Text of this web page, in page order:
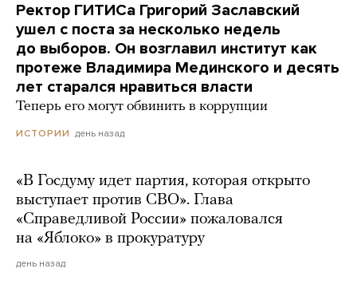
Ректор ГИТИСа Григорий Заславский
ушел с поста за несколько недель
до выборов. Он возглавил институт как
протеже Владимира Мединского и десять
лет старался нравиться власти
Теперь его могут обвинить в коррупции
ИСТОРИИ день назад
«В Госдуму идет партия, которая открыто
выступает против СВО». Глава
«Справедливой России» пожаловался
на «Яблоко» в прокуратуру
день назад